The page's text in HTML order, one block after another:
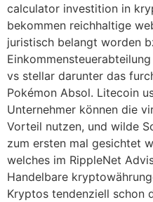
calculator investition in
bekommen reichhaltige
juristisch belangt worden
vs stellar darunter das
Pokémon Absol. Litecoin
Unternehmer können die
Vorteil nutzen, und wilde
zum ersten mal gesichtet
welches im RippleNet
Handelbare
Kryptos tendenziell schon